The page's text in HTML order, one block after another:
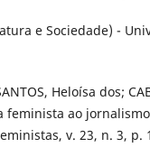
e Sociedade) -
Heloísa dos;
feminista ao
v. 23, n. 3, p.